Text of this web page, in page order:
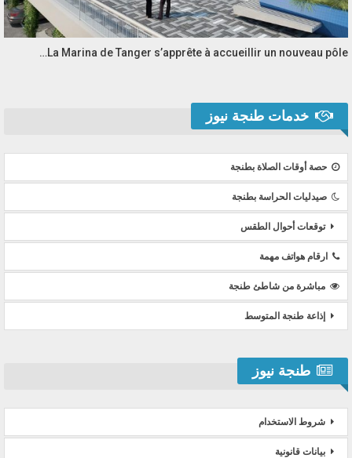
La Marina de Tanger s’apprête à accueillir un nouveau pôle…
خدمات طنجة نيوز
حصة أوقات الصلاة بطنجة
صيدليات الحراسة بطنجة
توقعات أحوال الطقس
ارقام هواتف مهمة
مباشرة من شاطئ طنجة
إذاعة طنجة المتوسط
طنجة نيوز
شروط الاستخدام
بيانات قانونية